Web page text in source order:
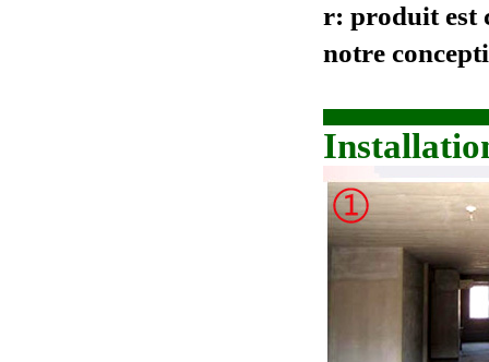
r: produit est
notre